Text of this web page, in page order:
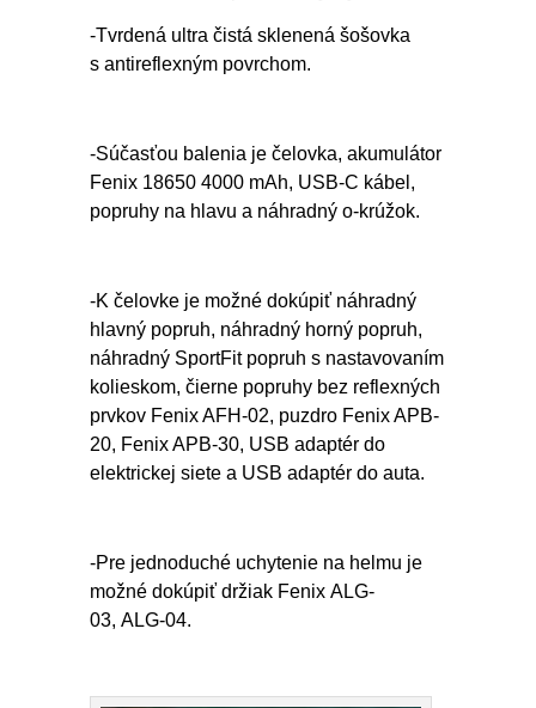
-Tvrdená ultra čistá sklenená šošovka
s antireflexným povrchom.
-Súčasťou balenia je čelovka, akumulátor
Fenix 18650 4000 mAh, USB-C kábel,
popruhy na hlavu a náhradný o-krúžok.
-K čelovke je možné dokúpiť náhradný
hlavný popruh, náhradný horný popruh,
náhradný SportFit popruh s nastavovaním
kolieskom, čierne popruhy bez reflexných
prvkov Fenix AFH-02, puzdro Fenix APB-
20, Fenix APB-30, USB adaptér do
elektrickej siete a USB adaptér do auta.
-Pre jednoduché uchytenie na helmu je
možné dokúpiť držiak Fenix ALG-
03, ALG-04.